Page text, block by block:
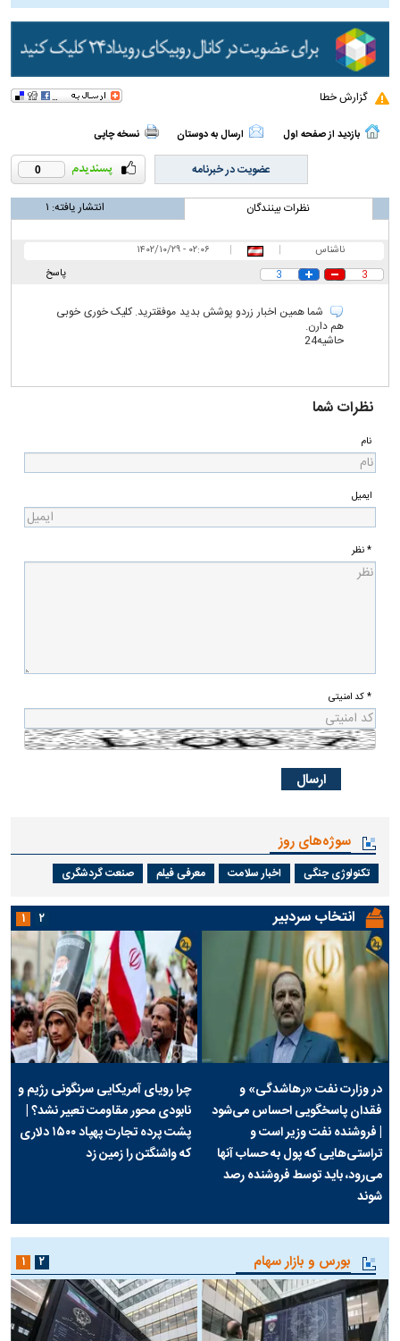
گزارش خطا
بازدید از صفحه اول ارسال به دوستان نسخه چاپی
0 عضویت در خبرنامه
نظرات بینندگان انتشار یافته: ۱
ناشناس |
|
۰۲:۰۶ - ۱۴۰۲/۱۰/۲۹
پاسخ
3
3
شما همین اخبار زردو پوشش بدید موفقترید. کلیک خوری خوبی
هم دارن.
حاشیه24
نظرات شما
نام
ایمیل
* نظر
* کد امنیتی
سوژه‌های روز
تکنولوژی جنگی اخبار سلامت معرفی فیلم صنعت گردشگری
انتخاب سردبیر
در وزارت نفت «رهاشدگی» و
فقدان پاسخگویی احساس می‌شود
| فروشنده نفت وزیر است و
تراستی‌هایی که پول به حساب آنها
می‌رود، باید توسط فروشنده رصد
شوند
چرا رویای آمریکایی سرنگونی رژیم و
نابودی محور مقاومت تعبیر نشد؟ |
پشت پرده تجارت پهپاد‌ ۱۵۰۰ دلاری
که واشنگتن را زمین زد
۱ ۲
بورس و بازار سهام ۱ ۲